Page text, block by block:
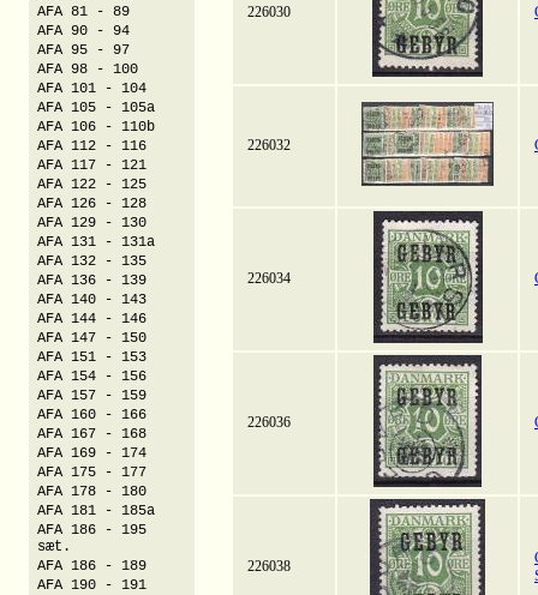
226030
226032
226034
226036
226038
AFA 81 - 89
AFA 90 - 94
AFA 95 - 97
AFA 98 - 100
AFA 101 - 104
AFA 105 - 105a
AFA 106 - 110b
AFA 112 - 116
AFA 117 - 121
AFA 122 - 125
AFA 126 - 128
AFA 129 - 130
AFA 131 - 131a
AFA 132 - 135
AFA 136 - 139
AFA 140 - 143
AFA 144 - 146
AFA 147 - 150
AFA 151 - 153
AFA 154 - 156
AFA 157 - 159
AFA 160 - 166
AFA 167 - 168
AFA 169 - 174
AFA 175 - 177
AFA 178 - 180
AFA 181 - 185a
AFA 186 - 195
sæt.
AFA 186 - 189
AFA 190 - 191